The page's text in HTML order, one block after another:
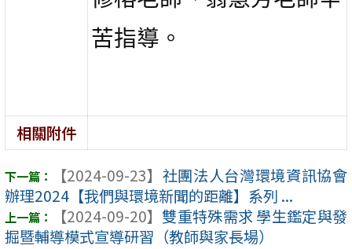
苦指導。
相關附件
【2024-09-23】 社團法人台灣環境資訊協會
辦理2024【我們與環境新聞的距離】系列 ...
【2024-09-20】 雙重特殊需求 學生鑑定與發
掘暨輔導模式宣導研習（教師與家長場）